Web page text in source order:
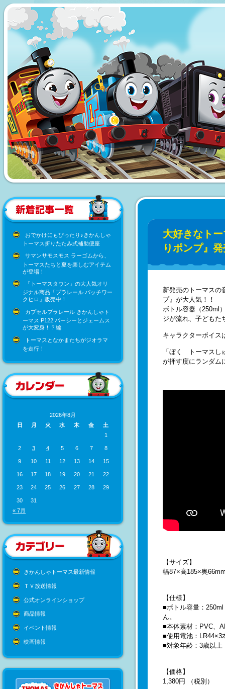
おでかけにもぴったり♪きかんしゃ
トーマス折りたたみ式補助便座
サマンサモスモス ラーゴムから、
トーマスたちと夏を楽しむアイテム
が登場！
「トーマスタウン」の大人気オリ
ジナル商品「プラレール パッチワー
クヒロ」販売中！
カプセルプラレール きかんしゃト
ーマス P122 パーシーとジェームス
が大変身！？編
トーマスとなかまたちがジオラマ
を走行！
2026年8月
日
月 火 水 木 金
土
1
2 3 4 5 6 7 8
9 10 11 12 13 14 15
16 17 18 19 20 21 22
23 24 25 26 27 28 29
30
31
« 7月
きかんしゃトーマス最新情報
ＴＶ放送情報
公式オンラインショップ
商品情報
イベント情報
映画情報
大好きなト
りポンプ』
新発売のトーマスの
プ』が大人気！！
ボトル容器（250ml
ジが流れ、子どもた
キャラクターボイス
「ぼく トーマスし
が押す度にランダム
【サイズ】
幅87×高185×奥
【仕様】
■ボトル容量：
ん。
■本体素材：PVC、
■使用電池：LR44×3
■対象年齢：3歳以上
【価格】
1,380円 （税別）